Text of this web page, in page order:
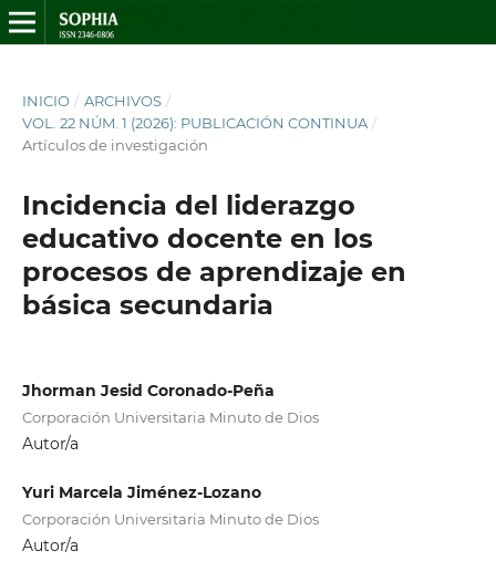
INICIO / ARCHIVOS /
VOL. 22 NÚM. 1 (2026): PUBLICACIÓN CONTINUA /
Artículos de investigación
Incidencia del liderazgo
educativo docente en los
procesos de aprendizaje en
básica secundaria
Jhorman Jesid Coronado-Peña
Corporación Universitaria Minuto de Dios
Autor/a
Yuri Marcela Jiménez-Lozano
Corporación Universitaria Minuto de Dios
Autor/a